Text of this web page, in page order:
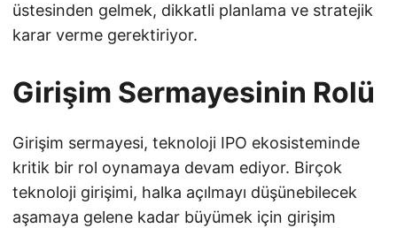
üstesinden gelmek, dikkatli planlama ve stratejik
karar verme gerektiriyor.
Girişim Sermayesinin Rolü
Girişim sermayesi, teknoloji IPO ekosisteminde
kritik bir rol oynamaya devam ediyor. Birçok
teknoloji girişimi, halka açılmayı düşünebilecek
aşamaya gelene kadar büyümek için girişim